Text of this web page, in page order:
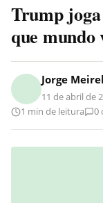
Trump
que mundo
Jorge
11 de abril de
1 min de leitura
0